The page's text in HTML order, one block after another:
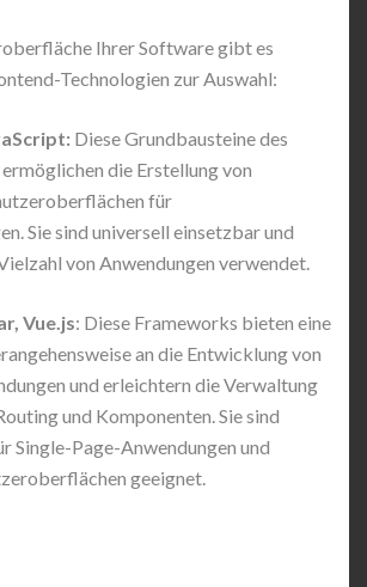
Ihrer Software gibt es
Technologien zur Auswahl:
Diese Grundbausteine des
die Erstellung von
für
Sie sind universell einsetzbar und
von Anwendungen verwendet.
Vue.js: Diese Frameworks bieten eine
an die Entwicklung von
und erleichtern die Verwaltung
und Komponenten. Sie sind
Single-Page-Anwendungen und
geeignet.